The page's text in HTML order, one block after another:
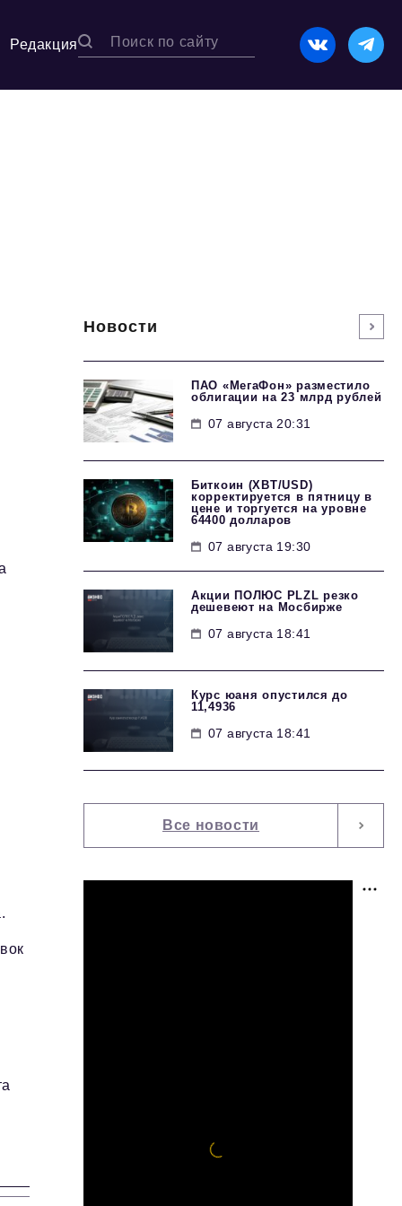
Редакция
Новости
ПАО «МегаФон» разместило
облигации на 23 млрд рублей
07 августа 20:31
Биткоин (XBT/USD)
корректируется в пятницу в
цене и торгуется на уровне
64400 долларов
07 августа 19:30
Акции ПОЛЮС PLZL резко
дешевеют на Мосбирже
07 августа 18:41
Курс юаня опустился до
11,4936
07 августа 18:41
Все новости